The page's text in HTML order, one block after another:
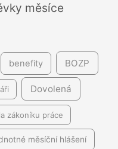
měsíce
benefity BOZP
Dovolená
zákoníku práce
měsíční hlášení